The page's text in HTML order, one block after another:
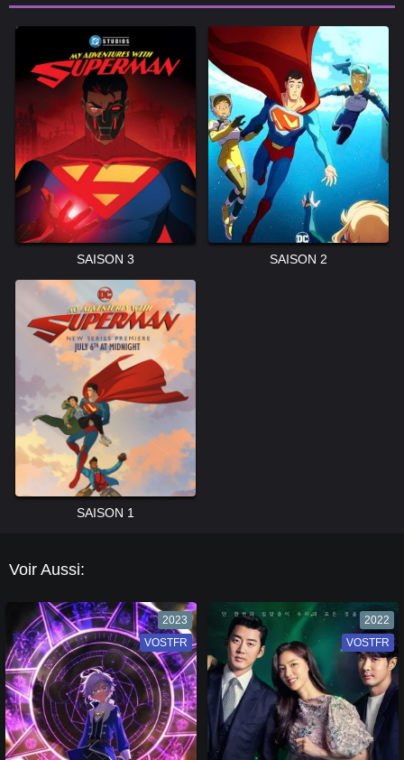
SAISON 3 SAISON 2
SAISON 1
Voir Aussi:
2023
VF
VOSTFR
2022
VF
VOSTFR